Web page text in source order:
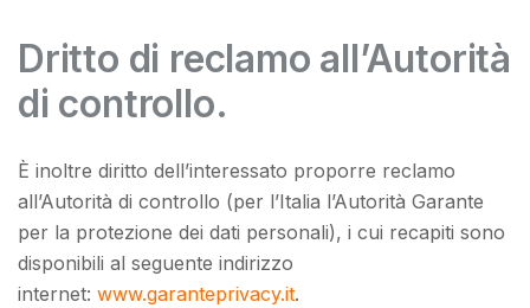
Dritto di reclamo all’Autorità
di controllo.
È inoltre diritto dell’interessato proporre reclamo
all’Autorità di controllo (per l’Italia l’Autorità Garante
per la protezione dei dati personali), i cui recapiti sono
disponibili al seguente indirizzo
internet: www.garanteprivacy.it.